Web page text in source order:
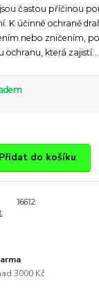
častou příčinou
K účinné ochraně
nebo zničením,
ochranu, která
Přidat do košíku
16612
3000 Kč